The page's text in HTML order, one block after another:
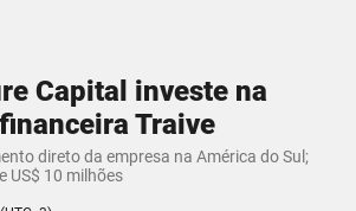
Capital investe na
Traive
direto da empresa na América do Sul;
US$ 10 milhões